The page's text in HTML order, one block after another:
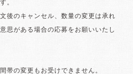
。
後のキャンセル、数量の変更は承れ
思がある場合の応募をお願いいたし
帯の変更もお受けできません。